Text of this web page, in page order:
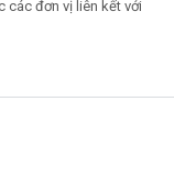
các đơn vị liên kết với